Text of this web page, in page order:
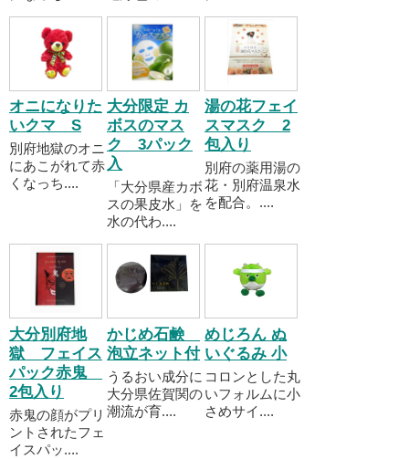
オニになりた
いクマ S
別府地獄のオニ
にあこがれて赤
くなっち....
大分限定 カ
ボスのマス
ク 3パック
入
「大分県産カボ
スの果皮水」を
水の代わ....
湯の花フェイ
スマスク 2
包入り
別府の薬用湯の
花・別府温泉水
を配合。....
大分別府地
獄 フェイス
パック赤鬼
2包入り
赤鬼の顔がプリ
ントされたフェ
イスパッ....
かじめ石鹸
泡立ネット付
うるおい成分に
大分県佐賀関の
潮流が育....
めじろん ぬ
いぐるみ 小
コロンとした丸
いフォルムに小
さめサイ....